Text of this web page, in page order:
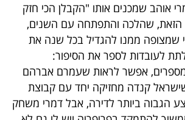
אוהב שמכנים אותו "הקבלן הכי חזק
הזאת, שהלכה והתפתחה עם השנים,
שמצופה ממנו להגדיל בכל שנה את
לעובדות לספר את הסיפור:
אפשר לראות שעמרם אברהם
קנדה מחזיקה יחד עם קבוצת
הגבוה ביותר לדירה, אבל דמרי משחק